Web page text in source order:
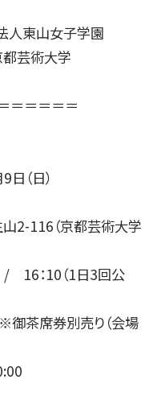
）
人東山女子学園
芸術大学
＝＝＝＝＝
（日）
2-116（京都芸術大学
16：10（1日3回公
御茶席券別売り（会場